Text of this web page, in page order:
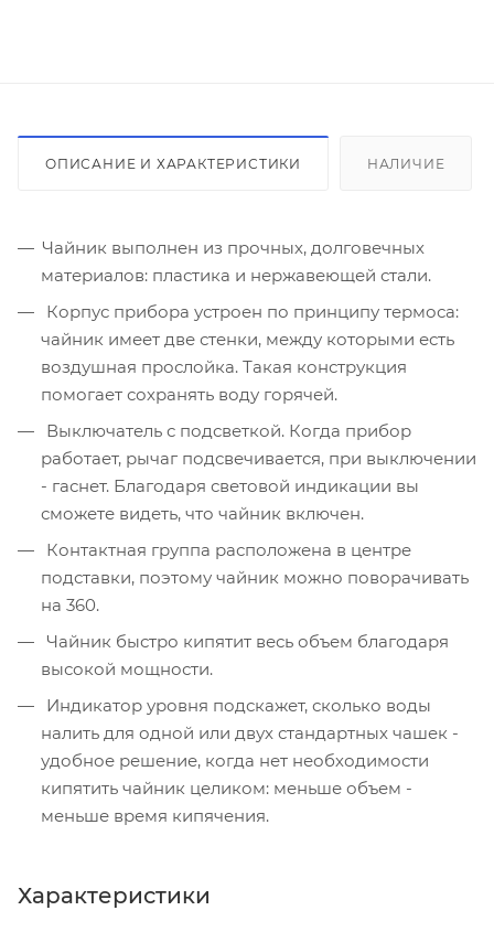
ОПИСАНИЕ И ХАРАКТЕРИСТИКИ НАЛИЧИЕ
Чайник выполнен из прочных, долговечных
материалов: пластика и нержавеющей стали.
Корпус прибора устроен по принципу термоса:
чайник имеет две стенки, между которыми есть
воздушная прослойка. Такая конструкция
помогает сохранять воду горячей.
Выключатель с подсветкой. Когда прибор
работает, рычаг подсвечивается, при выключении
- гаснет. Благодаря световой индикации вы
сможете видеть, что чайник включен.
Контактная группа расположена в центре
подставки, поэтому чайник можно поворачивать
на 360.
Чайник быстро кипятит весь объем благодаря
высокой мощности.
Индикатор уровня подскажет, сколько воды
налить для одной или двух стандартных чашек -
удобное решение, когда нет необходимости
кипятить чайник целиком: меньше объем -
меньше время кипячения.
Характеристики